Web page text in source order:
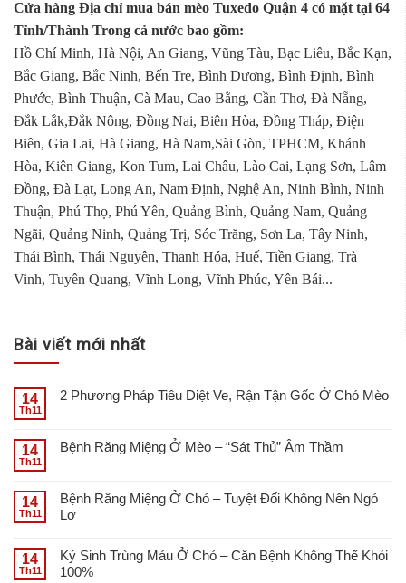
Cửa hàng Địa chỉ mua bán mèo Tuxedo Quận 4 có mặt tại 64
Tỉnh/Thành Trong cả nước bao gồm:
Hồ Chí Minh, Hà Nội, An Giang, Vũng Tàu, Bạc Liêu, Bắc Kạn,
Bắc Giang, Bắc Ninh, Bến Tre, Bình Dương, Bình Định, Bình
Phước, Bình Thuận, Cà Mau, Cao Bằng, Cần Thơ, Đà Nẵng,
Đắk Lắk,Đắk Nông, Đồng Nai, Biên Hòa, Đồng Tháp, Điện
Biên, Gia Lai, Hà Giang, Hà Nam,Sài Gòn, TPHCM, Khánh
Hòa, Kiên Giang, Kon Tum, Lai Châu, Lào Cai, Lạng Sơn, Lâm
Đồng, Đà Lạt, Long An, Nam Định, Nghệ An, Ninh Bình, Ninh
Thuận, Phú Thọ, Phú Yên, Quảng Bình, Quảng Nam, Quảng
Ngãi, Quảng Ninh, Quảng Trị, Sóc Trăng, Sơn La, Tây Ninh,
Thái Bình, Thái Nguyên, Thanh Hóa, Huế, Tiền Giang, Trà
Vinh, Tuyên Quang, Vĩnh Long, Vĩnh Phúc, Yên Bái...
Bài viết mới nhất
14
Th11
2 Phương Pháp Tiêu Diệt Ve, Rận Tận Gốc Ở Chó Mèo
14
Th11
Bệnh Răng Miệng Ở Mèo – “Sát Thủ” Âm Thầm
14
Th11
Bệnh Răng Miệng Ở Chó – Tuyệt Đối Không Nên Ngó
Lơ
14
Th11
Ký Sinh Trùng Máu Ở Chó – Căn Bệnh Không Thể Khỏi
100%